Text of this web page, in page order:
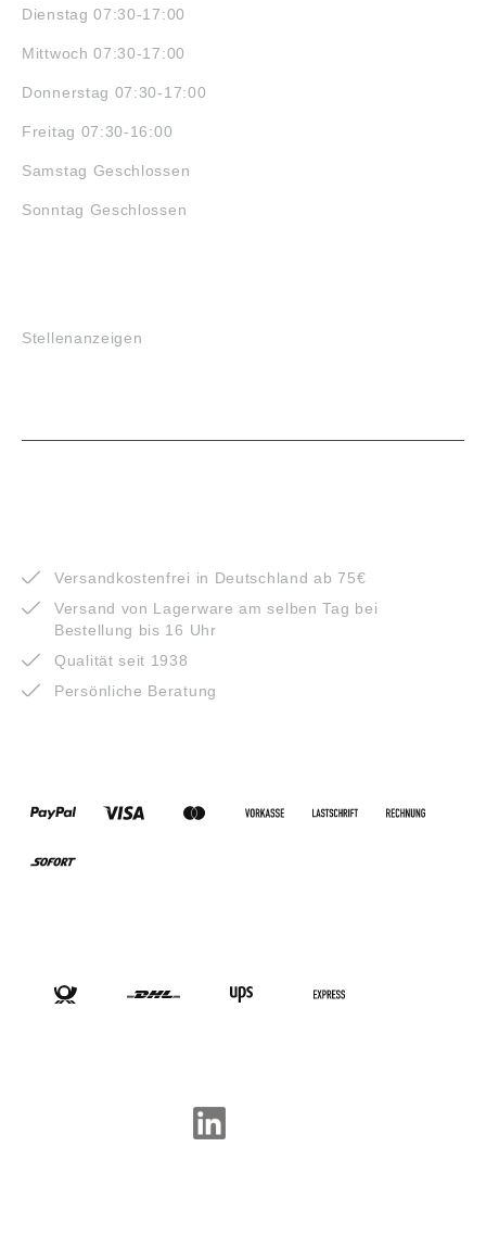
Dienstag 07:30-17:00
Mittwoch 07:30-17:00
Donnerstag 07:30-17:00
Freitag 07:30-16:00
Samstag Geschlossen
Sonntag Geschlossen
Stellenanzeigen
Versandkostenfrei in Deutschland ab 75€
Versand von Lagerware am selben Tag bei
Bestellung bis 16 Uhr
Qualität seit 1938
Persönliche Beratung